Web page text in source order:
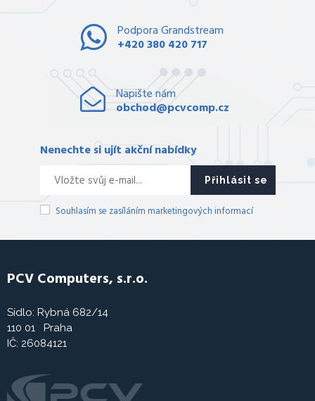
Podpora Grandstream
+420 380 420 717
Napište nám
obchod@pcvcomp.cz
Nenechte si ujít akční nabídky
Přihlásit se
Souhlasím se zasíláním marketingových informací
PCV Computers, s.r.o.
Sídlo: Rybná 682/14
110 01 Praha
IČ: 26084121